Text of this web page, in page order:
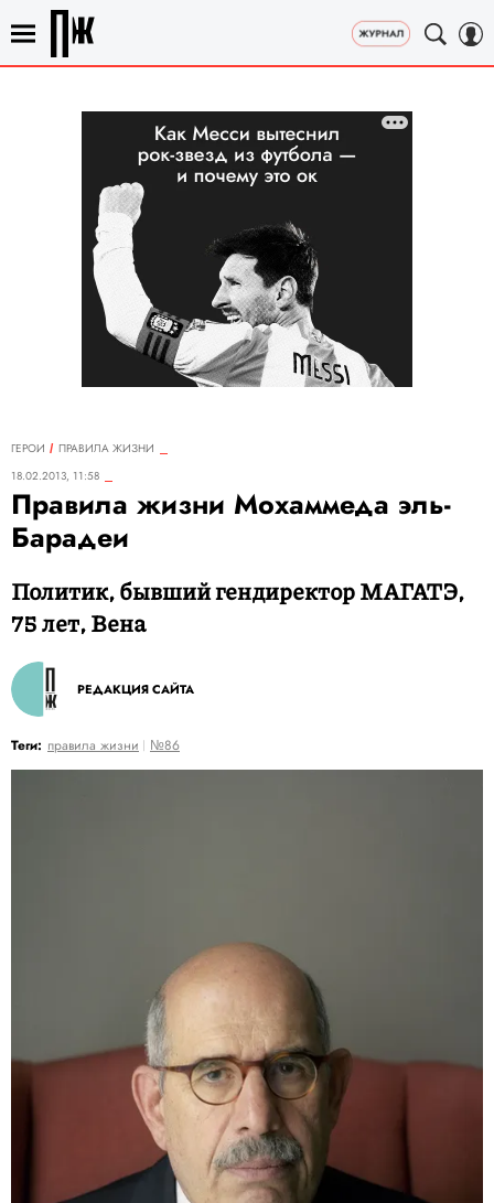
ГЕРОИ
ПРАВИЛА ЖИЗНИ
18.02.2013, 11:58
Правила жизни Мохаммеда эль-
Барадеи
Политик, бывший гендиректор МАГАТЭ,
75 лет, Вена
РЕДАКЦИЯ САЙТА
Теги: правила жизни №86